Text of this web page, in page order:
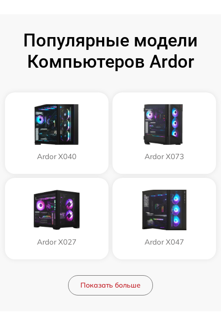
Популярные модели
Компьютеров Ardor
Ardor X040 Ardor X073
Ardor X027 Ardor X047
Показать больше